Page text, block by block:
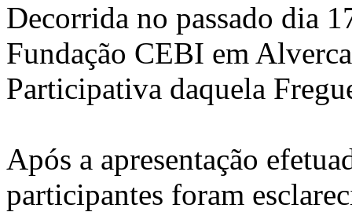
Decorrida no passado dia
Fundação CEBI em
Participativa daquela
Após a apresentação
participantes foram